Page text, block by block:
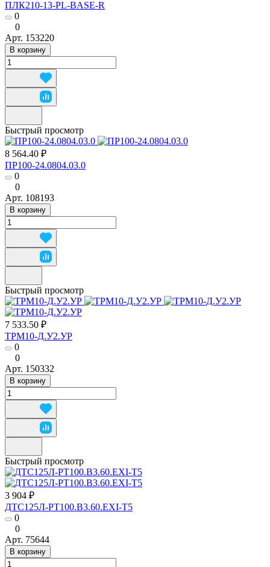
ПЛК210-13-PL-BASE-R
0
0
Арт. 153220
В корзину
Быстрый просмотр
8 564.40 ₽
ПР100-24.0804.03.0
0
0
Арт. 108193
В корзину
Быстрый просмотр
7 533.50 ₽
ТРМ10-Д.У2.УР
0
0
Арт. 150332
В корзину
Быстрый просмотр
3 904 ₽
ДТС125Л-РТ100.В3.60.ЕХI-Т5
0
0
Арт. 75644
В корзину